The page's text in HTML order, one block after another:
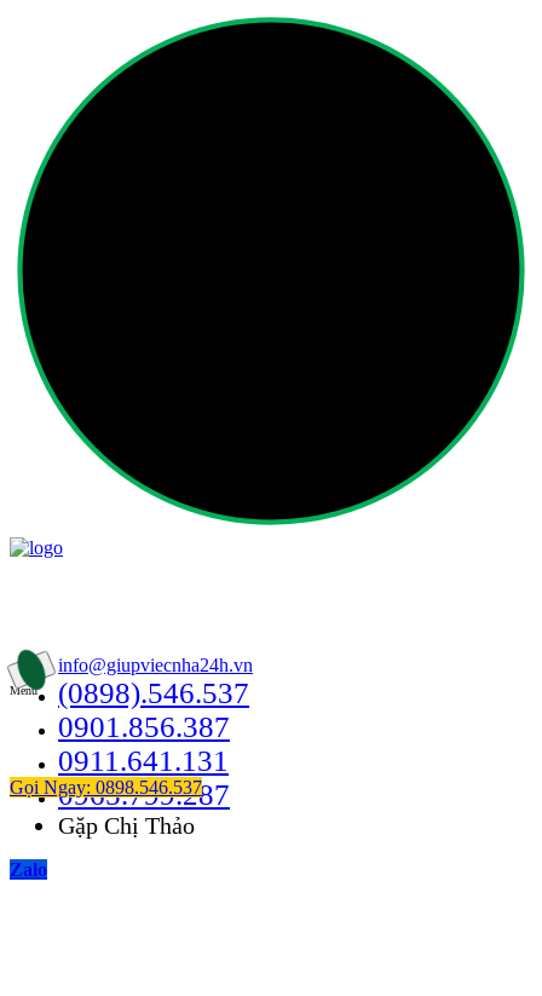
Menu
Gọi Ngay: 0898.546.537
info@giupviecnha24h.vn
(0898).546.537
0901.856.387
0911.641.131
0965.799.287
Gặp Chị Thảo
Zalo